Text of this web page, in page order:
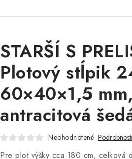
STARŠÍ S
Plotový stĺpik
60×40×1,5 mm,
antracitová
Neohodnotené
Pre plot výšky cca 180 cm, celková